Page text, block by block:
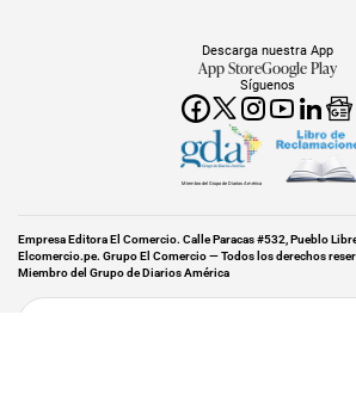
Síguenos
Descarga nuestra App
App StoreGoogle Play
Miembro del Grupo de Diarios América
Empresa Editora El Comercio. Calle Paracas #532, Pueblo
Elcomercio.pe. Grupo El Comercio — Todos los derechos
Miembro del Grupo de Diarios América